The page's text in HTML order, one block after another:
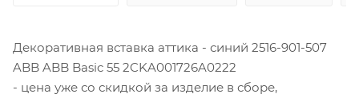
Декоративная вставка аттика - синий 2516-901-507
ABB ABB Basic 55 2CKA001726A0222
- цена уже со скидкой за изделие в сборе,